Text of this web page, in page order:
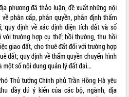
phương đã thảo luận, đề xuất những nội
phân cấp, phân quyền, phân định thẩm
quy định về xác định diện tích đất và số
trường hợp cụ thể; bồi thường, thu hồi
giao đất, cho thuê đất đối với trường hợp
đất; quy định về thẩm quyền chuyển hình
một số nội dung quản lý đất đai…
Thủ tướng Chính phủ Trần Hồng Hà yêu
đầy đủ ý kiến của các bộ, ngành, địa